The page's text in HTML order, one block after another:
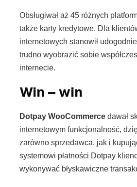
Obsługiwał aż 45 różnych
także karty kredytowe. Dla
internetowych stanowił
trudno wyobrazić sobie
internecie.
Win – win
Dotpay WooCommerce dawał
internetowym funkcjonalność,
zarówno sprzedawca, jak i
systemowi płatności Dotpay
wykonywać błyskawiczne